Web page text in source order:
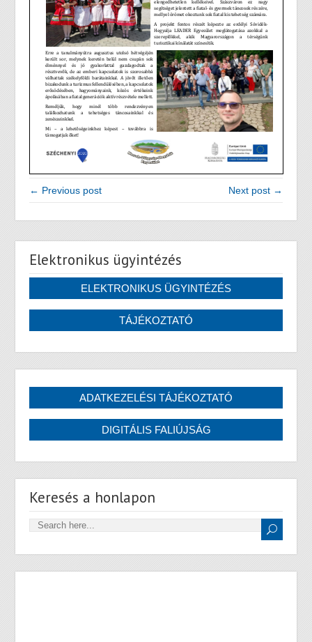
← Previous post Next post →
Elektronikus ügyintézés
Keresés a honlapon